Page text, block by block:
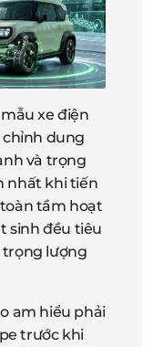
xe điện
dung
và trọng
nhất khi tiến
tầm hoạt
sinh đều tiêu
lượng
am hiểu phải
trước khi